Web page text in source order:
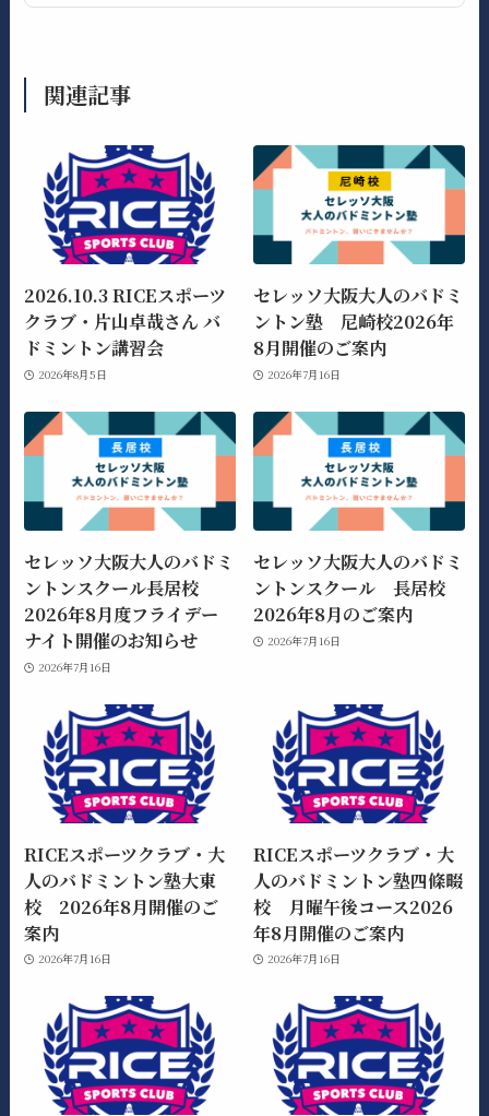
関連記事
2026.10.3 RICEスポーツ
クラブ・片山卓哉さん バ
ドミントン講習会
2026年8月5日
セレッソ大阪大人のバドミ
ントン塾 尼崎校2026年
8月開催のご案内
2026年7月16日
セレッソ大阪大人のバドミ
ントンスクール長居校
2026年8月度フライデー
ナイト開催のお知らせ
2026年7月16日
セレッソ大阪大人のバドミ
ントンスクール 長居校
2026年8月のご案内
2026年7月16日
RICEスポーツクラブ・大
人のバドミントン塾大東
校 2026年8月開催のご
案内
2026年7月16日
RICEスポーツクラブ・大
人のバドミントン塾四條畷
校 月曜午後コース2026
年8月開催のご案内
2026年7月16日